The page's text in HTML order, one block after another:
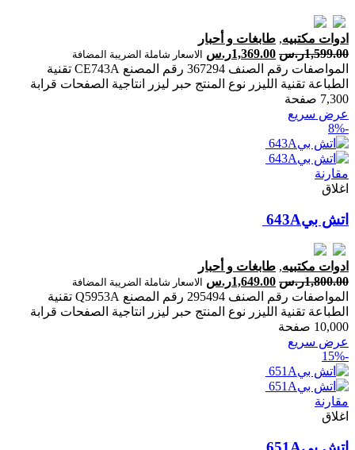
ادوات مكتبيه, طابغات و أحبار
1,599.00ر.س 1,369.00ر.س الاسعار شاملة الضريبة المضافة
المواصفات رقم الصنف 367294 رقم المصنع CE743A تقنية
الطباعة تقنية الليزر نوع المنتج حبر ليزر انتاجية الصفحات ‎قرابة
7,300 صفحة‎
عرض سريع
-8%
مقارنة
اغلاق
ادوات مكتبيه, طابغات و أحبار
1,800.00ر.س 1,649.00ر.س الاسعار شاملة الضريبة المضافة
المواصفات رقم الصنف 295494 رقم المصنع Q5953A تقنية
الطباعة تقنية الليزر نوع المنتج حبر ليزر انتاجية الصفحات ‎قرابة
10,000 صفحة‎
عرض سريع
-15%
مقارنة
اغلاق